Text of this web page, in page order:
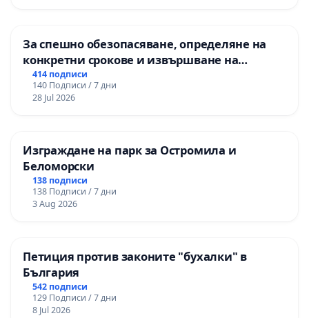
За спешно обезопасяване, определяне на
конкретни срокове и извършване на
цялостна рехабилитация на
републиканския път между пътен възел АМ
„Тракия“ - гр. Ихтиман - с. Мирово - к.к.
414 подписи
140 Подписи / 7 дни
28 Jul 2026
Изграждане на парк за Остромила и
Беломорски
138 подписи
138 Подписи / 7 дни
3 Aug 2026
Петиция против законите "бухалки" в
България
542 подписи
129 Подписи / 7 дни
8 Jul 2026